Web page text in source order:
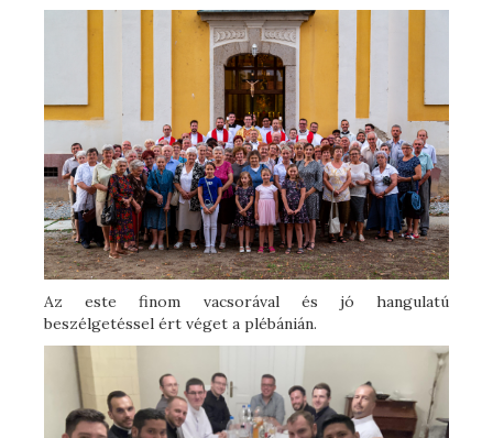
Az este finom vacsorával és jó hangulatú
beszélgetéssel ért véget a plébánián.